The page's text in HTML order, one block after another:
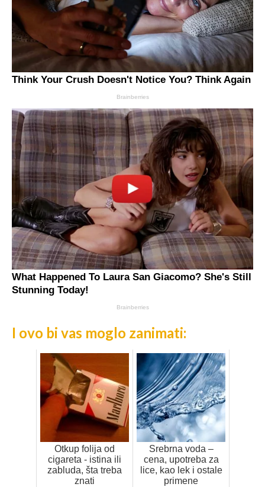
I ovo bi vas moglo zanimati:
Otkup folija od
cigareta - istina ili
zabluda, šta treba
znati
Srebrna voda –
cena, upotreba za
lice, kao lek i ostale
primene